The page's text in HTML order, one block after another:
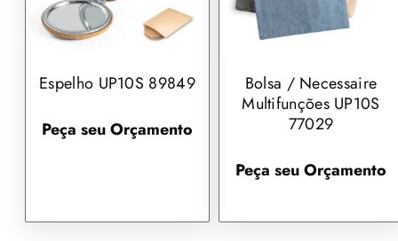
Espelho UP10S 89849
Peça seu Orçamento
Bolsa / Necessaire
Multifunções UP10S
77029
Peça seu Orçamento